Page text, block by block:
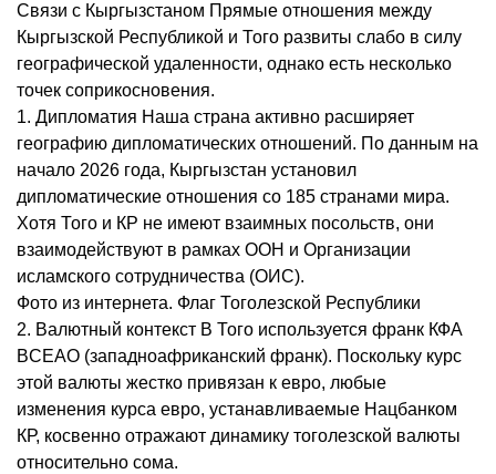
Связи с Кыргызстаном Прямые отношения между
Кыргызской Республикой и Того развиты слабо в силу
географической удаленности, однако есть несколько
точек соприкосновения.
1. Дипломатия Наша страна активно расширяет
географию дипломатических отношений. По данным на
начало 2026 года, Кыргызстан установил
дипломатические отношения со 185 странами мира.
Хотя Того и КР не имеют взаимных посольств, они
взаимодействуют в рамках ООН и Организации
исламского сотрудничества (ОИС).
Фото из интернета. Флаг Тоголезской Республики
2. Валютный контекст В Того используется франк КФА
BCEAO (западноафриканский франк). Поскольку курс
этой валюты жестко привязан к евро, любые
изменения курса евро, устанавливаемые Нацбанком
КР, косвенно отражают динамику тоголезской валюты
относительно сома.